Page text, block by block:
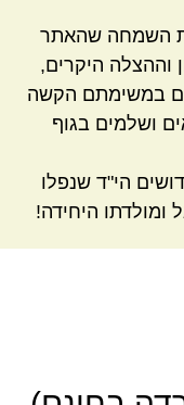
השמחה שהאתר
וההצלה היקרים,
במשימתם הקשה
ושלמים בגוף
הי"ד שנפלו
היחידה!